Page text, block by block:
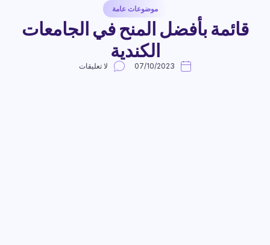
موضوعات عامة
قائمة بأفضل المنح في الجامعات
الكندية
07/10/2023 لا تعليقات